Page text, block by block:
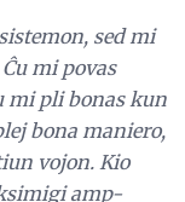
sed mi
Ĉu mi povas
mi pli bonas kun
bona maniero,
vojon. Kio
amp-